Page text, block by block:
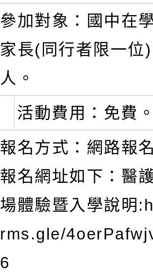
參加對象：國中在
家長(同行者限一位
人。
活動費用：免費
報名方式：網路報
報名網址如下：醫
場體驗暨入學說明
rms.gle/
6